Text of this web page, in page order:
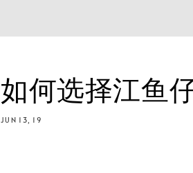
如何选择江鱼
JUN 13, 19